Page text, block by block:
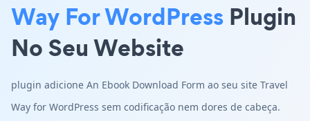
Way For WordPress Plugin
No Seu Website
plugin adicione An Ebook Download Form ao seu site Travel
Way for WordPress sem codificação nem dores de cabeça.